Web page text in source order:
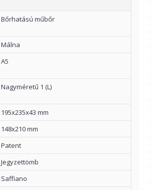
Bőrhatású műbőr
Málna
A5
Nagyméretű 1 (L)
195x235x43 mm
148x210 mm
Patent
Jegyzettömb
Saffiano